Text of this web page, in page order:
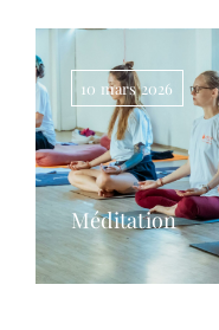
10 mars 2026
Méditation